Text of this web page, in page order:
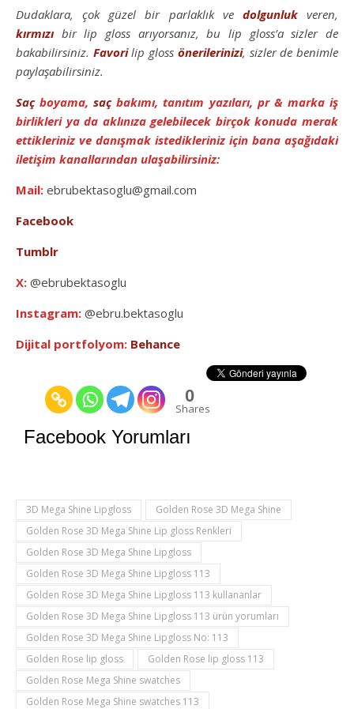
Dudaklara, çok güzel bir parlaklık ve dolgunlukveren,
kırmızıbir lip gloss arıyorsanız, bu lip gloss’a sizler de
bakabilirsiniz. Favorilip gloss önerilerinizi, sizler de benimle
paylaşabilirsiniz.
Saçboyama,saçbakımı, tanıtım yazıları, pr & marka iş
birlikleri ya da aklınıza gelebilecek birçok konuda merak
ettikleriniz ve danışmak istedikleriniz için bana aşağıdaki
iletişim kanallarından ulaşabilirsiniz:
Mail: ebrubektasoglu@gmail.com
Facebook
Tumblr
X: @ebrubektasoglu
Instagram: @ebru.bektasoglu
Dijital portfolyom: Behance
0
Shares
Facebook Yorumları
3D Mega Shine Lipgloss
Golden Rose 3D Mega Shine
Golden Rose 3D Mega Shine Lip gloss Renkleri
Golden Rose 3D Mega Shine Lipgloss
Golden Rose 3D Mega Shine Lipgloss 113
Golden Rose 3D Mega Shine Lipgloss 113 kullananlar
Golden Rose 3D Mega Shine Lipgloss 113 ürün yorumları
Golden Rose 3D Mega Shine Lipgloss No: 113
Golden Rose lip gloss
Golden Rose lip gloss 113
Golden Rose Mega Shine swatches
Golden Rose Mega Shine swatches 113